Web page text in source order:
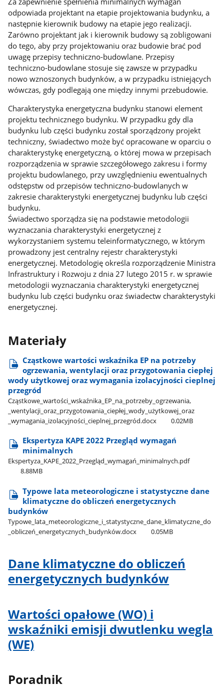
odpowiada projektant na etapie projektowania budynku, a
następnie kierownik budowy na etapie jego realizacji.
Zarówno projektant jak i kierownik budowy są zobligowani
do tego, aby przy projektowaniu oraz budowie brać pod
uwagę przepisy techniczno-budowlane. Przepisy
techniczno-budowlane stosuje się zawsze w przypadku
nowo wznoszonych budynków, a w przypadku istniejących
wówczas, gdy podlegają one między innymi przebudowie.
Charakterystyka energetyczna budynku stanowi element
projektu technicznego budynku. W przypadku gdy dla
budynku lub części budynku został sporządzony projekt
techniczny, świadectwo może być opracowane w oparciu o
charakterystykę energetyczną, o której mowa w przepisach
rozporządzenia w sprawie szczegółowego zakresu i formy
projektu budowlanego, przy uwzględnieniu ewentualnych
odstępstw od przepisów techniczno-budowlanych w
zakresie charakterystyki energetycznej budynku lub części
budynku.
Świadectwo sporządza się na podstawie metodologii
wyznaczania charakterystyki energetycznej z
wykorzystaniem systemu teleinformatycznego, w którym
prowadzony jest centralny rejestr charakterystyki
energetycznej. Metodologię określa rozporządzenie Ministra
Infrastruktury i Rozwoju z dnia 27 lutego 2015 r. w sprawie
metodologii wyznaczania charakterystyki energetycznej
budynku lub części budynku oraz świadectw charakterystyki
energetycznej.
Materiały
Cząstkowe wartości wskaźnika EP na potrzeby
ogrzewania, wentylacji oraz przygotowania ciepłej
wody użytkowej oraz wymagania izolacyjności cieplnej
przegród
Cząstkowe​_wartości​_wskaźnika​_EP​_na​_potrzeby​_ogrzewania,​
_wentylacji​_oraz​_przygotowania​_ciepłej​_wody​_użytkowej​_oraz​
_wymagania​_izolacyjności​_cieplnej​_przegród.docx
0.02MB
Ekspertyza KAPE 2022 Przegląd wymagań
minimalnych
Ekspertyza​_KAPE​_2022​_Przegląd​_wymagań​_minimalnych.pdf
8.88MB
Typowe lata meteorologiczne i statystyczne dane
klimatyczne do obliczeń energetycznych
budynków
Typowe​_lata​_meteorologiczne​_i​_statystyczne​_dane​_klimatyczne​_do​
_obliczeń​_energetycznych​_budynków.docx
0.05MB
Dane klimatyczne do obliczeń
energetycznych budynków
Wartości opałowe (WO) i
wskaźniki emisji dwutlenku wegla
(WE)
Poradnik